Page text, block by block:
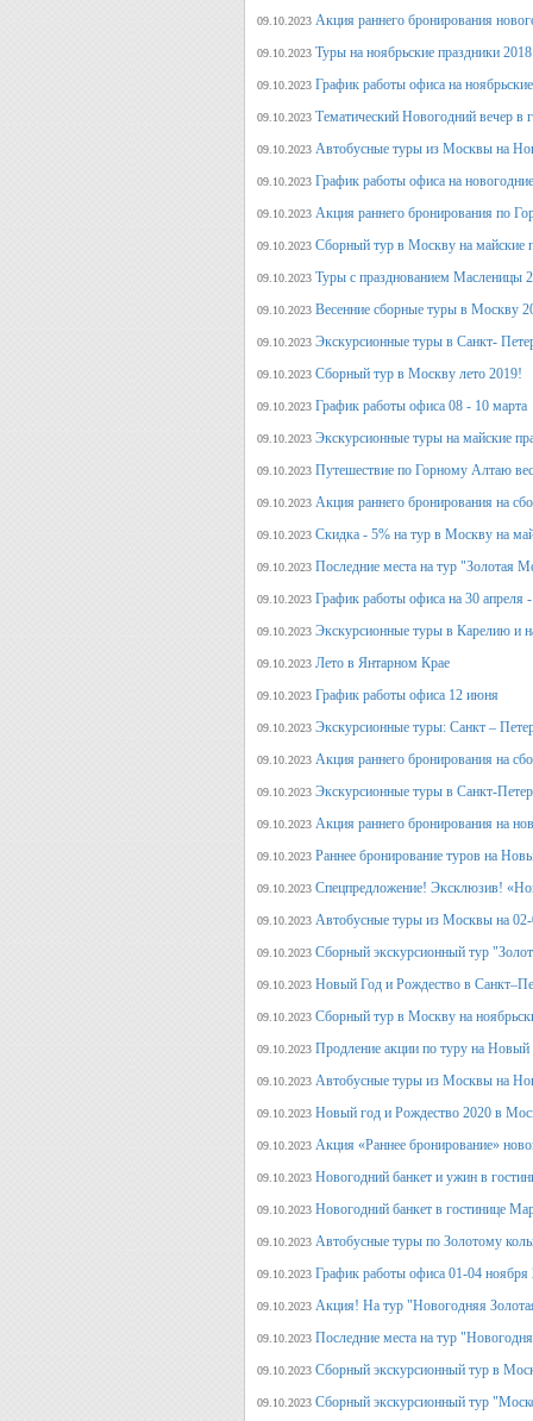
09.10.2023 Акция раннего бронирования
09.10.2023 Туры на ноябрьские праздники 2018
09.10.2023 График работы офиса на
09.10.2023 Тематический Новогодний вечер
09.10.2023 Автобусные туры из Москвы на
09.10.2023 График работы офиса на
09.10.2023 Акция раннего бронирования по
09.10.2023 Сборный тур в Москву на майские
09.10.2023 Туры с празднованием Масленицы
09.10.2023 Весенние сборные туры в Москву
09.10.2023 Экскурсионные туры в Санкт-
09.10.2023 Сборный тур в Москву лето 2019!
09.10.2023 График работы офиса 08 - 10 марта
09.10.2023 Экскурсионные туры на майские
09.10.2023 Путешествие по Горному Алтаю
09.10.2023 Акция раннего бронирования на
09.10.2023 Скидка - 5% на тур в Москву на
09.10.2023 Последние места на тур "Золотая
09.10.2023 График работы офиса на 30 апреля
09.10.2023 Экскурсионные туры в Карелию и
09.10.2023 Лето в Янтарном Крае
09.10.2023 График работы офиса 12 июня
09.10.2023 Экскурсионные туры: Санкт –
09.10.2023 Акция раннего бронирования на
09.10.2023 Экскурсионные туры в Санкт-
09.10.2023 Акция раннего бронирования на
09.10.2023 Раннее бронирование туров на
09.10.2023 Спецпредложение! Эксклюзив!
09.10.2023 Автобусные туры из Москвы на
09.10.2023 Сборный экскурсионный тур
09.10.2023 Новый Год и Рождество в
09.10.2023 Сборный тур в Москву на
09.10.2023 Продление акции по туру на
09.10.2023 Автобусные туры из Москвы на
09.10.2023 Новый год и Рождество 2020 в
09.10.2023 Акция «Раннее бронирование»
09.10.2023 Новогодний банкет и ужин в
09.10.2023 Новогодний банкет в гостинице
09.10.2023 Автобусные туры по Золотому
09.10.2023 График работы офиса 01-04 ноября
09.10.2023 Акция! На тур "Новогодняя
09.10.2023 Последние места на тур
09.10.2023 Сборный экскурсионный тур в
09.10.2023 Сборный экскурсионный тур